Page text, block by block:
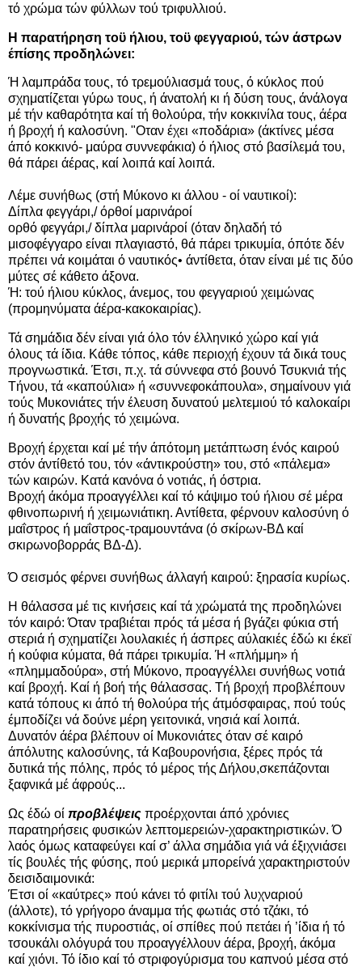
τό χρώμα τών φύλλων τού τριφυλλιού.
Η παρατήρηση τοϋ ήλιου, τοϋ φεγγαριού, τών άστρων
έπίσης προδηλώνει:
Ή λαμπράδα τους, τό τρεμούλιασμά τους, ό κύκλος πού
σχηματίζεται γύρω τους, ή άνατολή κι ή δύση τους, άνάλογα
μέ τήν καθαρότητα καί τή θολούρα, τήν κοκκινίλα τους, άέρα
ή βροχή ή καλοσύνη. "Οταν έχει «ποδάρια» (άκτίνες μέσα
άπό κοκκινό- μαύρα συννεφάκια) ό ήλιος στό βασίλεμά του,
θά πάρει άέρας, καί λοιπά καί λοιπά.
Λέμε συνήθως (στή Μύκονο κι άλλου - οί ναυτικοί):
Δίπλα φεγγάρι,/ όρθοί μαρινάροί
ορθό φεγγάρι,/ δίπλα μαρινάροί (όταν δηλαδή τό
μισοφέγγαρο είναι πλαγιαστό, θά πάρει τρικυμία, όπότε δέν
πρέπει νά κοιμάται ό ναυτικός• άντίθετα, όταν είναι μέ τις δύο
μύτες σέ κάθετο άξονα.
Ή: τού ήλιου κύκλος, άνεμος, του φεγγαριού χειμώνας
(προμηνύματα άέρα-κακοκαιρίας).
Τά σημάδια δέν είναι γιά όλο τόν έλληνικό χώρο καί γιά
όλους τά ίδια. Κάθε τόπος, κάθε περιοχή έχουν τά δικά τους
προγνωστικά. Έτσι, π.χ. τά σύννεφα στό βουνό Τσυκνιά τής
Τήνου, τά «καπούλια» ή «συννεφοκάπουλα», σημαίνουν γιά
τούς Μυκονιάτες τήν έλευση δυνατού μελτεμιού τό καλοκαίρι
ή δυνατής βροχής τό χειμώνα.
Βροχή έρχεται καί μέ τήν άπότομη μετάπτωση ένός καιρού
στόν άντίθετό του, τόν «άντικρούστη» του, στό «πάλεμα»
τών καιρών. Κατά κανόνα ό νοτιάς, ή όστρια.
Βροχή άκόμα προαγγέλλει καί τό κάψιμο τού ήλιου σέ μέρα
φθινοπωρινή ή χειμωνιάτικη. Αντίθετα, φέρνουν καλοσύνη ό
μαΐστρος ή μαΐστρος-τραμουντάνα (ό σκίρων-ΒΔ καί
σκιρωνοβορράς ΒΔ-Δ).
Ό σεισμός φέρνει συνήθως άλλαγή καιρού: ξηρασία κυρίως.
Η θάλασσα μέ τις κινήσεις καί τά χρώματά της προδηλώνει
τόν καιρό: Όταν τραβιέται πρός τά μέσα ή βγάζει φύκια στή
στεριά ή σχηματίζει λουλακιές ή άσπρες αύλακιές έδώ κι έκεϊ
ή κούφια κύματα, θά πάρει τρικυμία. Ή «πλήμμη» ή
«πλημμαδούρα», στή Μύκονο, προαγγέλλει συνήθως νοτιά
καί βροχή. Καί ή βοή τής θάλασσας. Τή βροχή προβλέπουν
κατά τόπους κι άπό τή θολούρα τής άτμόσφαιρας, πού τούς
έμποδίζει νά δούνε μέρη γειτονικά, νησιά καί λοιπά.
Δυνατόν άέρα βλέπουν οί Μυκονιάτες όταν σέ καιρό
άπόλυτης καλοσύνης, τά Καβουρονήσια, ξέρες πρός τά
δυτικά τής πόλης, πρός τό μέρος τής Δήλου,σκεπάζονται
ξαφνικά μέ άφρούς...
Ως έδώ οί προβλέψεις προέρχονται άπό χρόνιες
παρατηρήσεις φυσικών λεπτομερειών-χαρακτηριστικών. Ό
λαός όμως καταφεύγει καί σ’ άλλα σημάδια γιά νά έξιχνιάσει
τίς βουλές τής φύσης, πού μερικά μπορείνά χαρακτηριστούν
δεισιδαιμονικά:
Έτσι οί «καύτρες» πού κάνει τό φιτίλι τού λυχναριού
(άλλοτε), τό γρήγορο άναμμα τής φωτιάς στό τζάκι, τό
κοκκίνισμα τής πυροστιάς, οί σπίθες πού πετάει ή ’ίδια ή τό
τσουκάλι ολόγυρά του προαγγέλλουν άέρα, βροχή, άκόμα
καί χιόνι. Τό ίδιο καί τό στριφογύρισμα του καπνού μέσα στό